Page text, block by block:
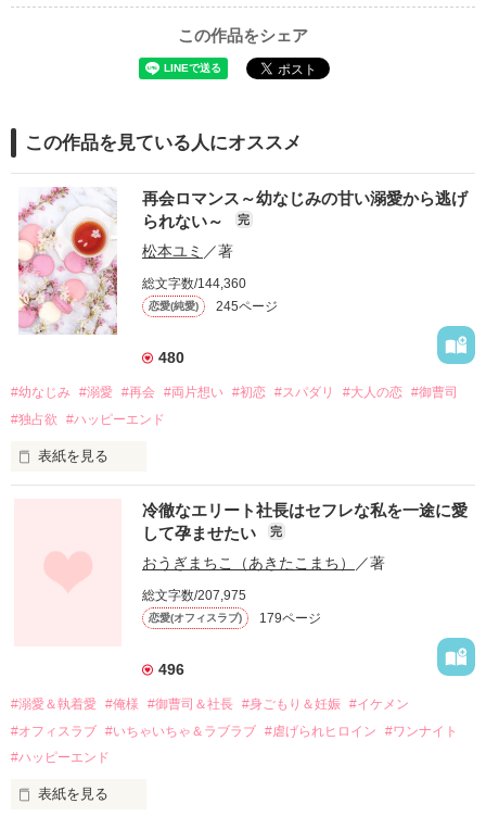
この作品をシェア
この作品を見ている人にオススメ
再会ロマンス～幼なじみの甘い溺愛から逃げ
られない～
完
松本ユミ ／著
総文字数/144,360
恋愛(純愛) 245ページ
480
#幼なじみ #溺愛 #再会 #両片想い #初恋 #スパダリ #大人の恋 #御曹司
#独占欲
#ハッピーエンド
表紙を見る
幼なじみの哲平に淡い恋心を抱いていた美桜。
しかし、ある出来事をきっかけに二人の関係は壊れてしまう。
関係修復もできないまま、美桜は両親の離婚によって
引っ越すことになり、哲平とも離れ離れになった。
それから約十二年後。
過去の傷から、二度と会いたくないと思っていた哲平に
運命のような再会を果たす。
酔った勢いで一夜を共にしてしまった。
さらに、美桜が初めてだと知った哲平は
冷徹なエリート社長はセフレな私を一途に愛
して孕ませたい
完
おうぎまちこ（あきたこまち） ／著
総文字数/207,975
恋愛(オフィスラブ) 179ページ
496
#溺愛＆執着愛 #俺様 #御曹司＆社長 #身ごもり＆妊娠 #イケメン
#オフィスラブ #いちゃいちゃ＆ラブラブ #虐げられヒロイン
#ワンナイト
#ハッピーエンド
表紙を見る